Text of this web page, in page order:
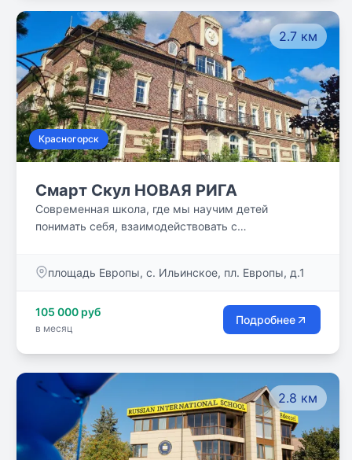
позицией, а исследование воспринималось как
технология образования.
2.7 км
Красногорск
Смарт Скул НОВАЯ РИГА
Современная школа, где мы научим детей
понимать себя, взаимодействовать с
перед трудностями.
площадь Европы, с. Ильинское, пл. Европы, д.1
105 000 руб
в месяц
Подробнее
2.8 км